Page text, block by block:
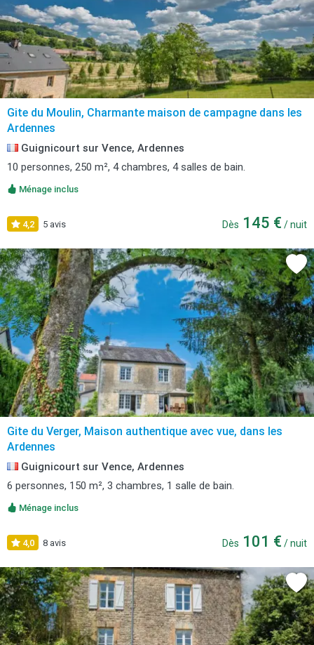
Gite du Moulin, Charmante maison de campagne dans les
Ardennes
Guignicourt sur Vence, Ardennes
10 personnes, 250 m², 4 chambres, 4 salles de bain.
Ménage inclus
4,2 5 avis Dès 145 € / nuit
Gite du Verger, Maison authentique avec vue, dans les
Ardennes
Guignicourt sur Vence, Ardennes
6 personnes, 150 m², 3 chambres, 1 salle de bain.
Ménage inclus
4,0 8 avis Dès 101 € / nuit